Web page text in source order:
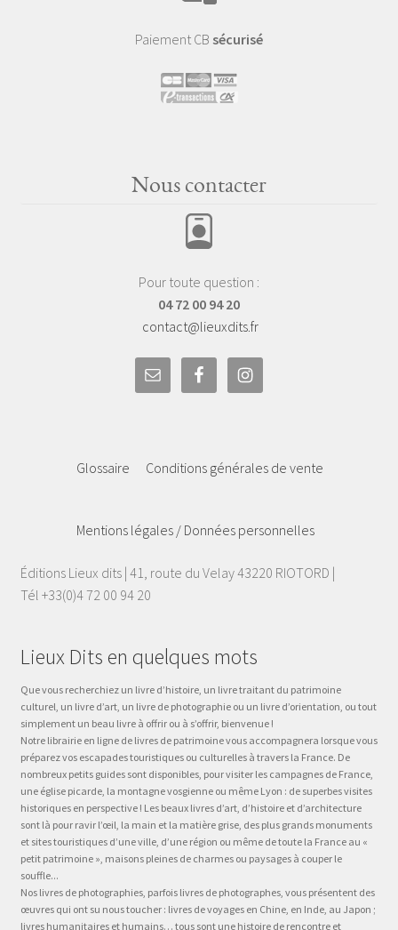
Paiement CB sécurisé
Nous contacter
Pour toute question :
04 72 00 94 20
contact@lieuxdits.fr
Glossaire Conditions générales de vente
Mentions légales / Données personnelles
Éditions Lieux dits | 41, route du Velay 43220 RIOTORD |
Tél +33(0)4 72 00 94 20
Lieux Dits en quelques mots
Que vous recherchiez un livre d’histoire, un livre traitant du patrimoine
culturel, un livre d’art, un livre de photographie ou un livre d’orientation, ou tout
simplement un beau livre à offrir ou à s’offrir, bienvenue !
Notre librairie en ligne de livres de patrimoine vous accompagnera lorsque vous
préparez vos escapades touristiques ou culturelles à travers la France. De
nombreux petits guides sont disponibles, pour visiter les campagnes de France,
une église picarde, la montagne vosgienne ou même Lyon : de superbes visites
historiques en perspective ! Les beaux livres d’art, d’histoire et d’architecture
sont là pour ravir l’œil, la main et la matière grise, des plus grands monuments
et sites touristiques d’une ville, d’une région ou même de toute la France au «
petit patrimoine », maisons pleines de charmes ou paysages à couper le
souffle...
Nos livres de photographies, parfois livres de photographes, vous présentent des
œuvres qui ont su nous toucher : livres de voyages en Chine, en Inde, au Japon ;
livres humanitaires et humains… tous sont une histoire de rencontre et